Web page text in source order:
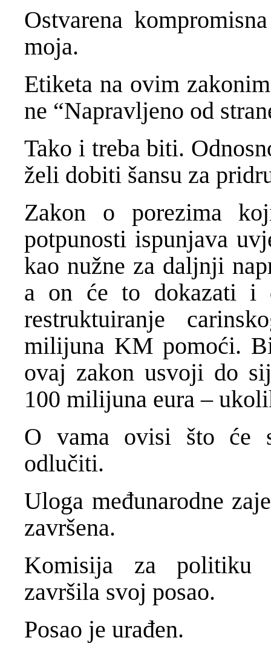
Ostvarena
moja.
Etiketa na ovim
ne “Napravljeno od
Tako i treba biti.
želi dobiti šansu za
Zakon o porezima
potpunosti ispunjava
kao nužne za daljnji
a on će to dokazati i
restruktuiranje
milijuna KM pomoći.
ovaj zakon usvoji do
100 milijuna eura –
O vama ovisi što će
odlučiti.
Uloga međunarodne
završena.
Komisija za politiku
završila svoj posao.
Posao je urađen.